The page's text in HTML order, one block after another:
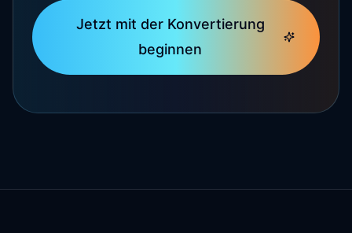
Jetzt mit der Konvertierung
beginnen